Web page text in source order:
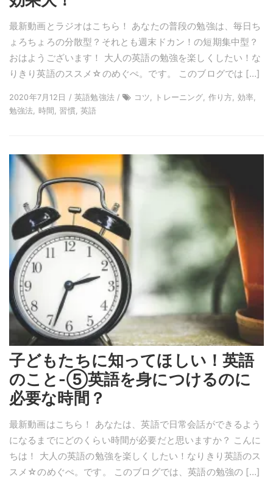
最新動画とラジオはこちら！ あなたの普段の勉強は、毎日ち
ょろちょろの分散型？それとも週末ドカン！の短期集中型？
おはようございます！ 大人の英語の勉強を楽しくしたい！な
りきり英語のススメ☆のめぐぺ。です。 このブログでは […]
2020年7月12日 / 英語勉強法 /
コツ, トレーニング, 作り方, 効率,
勉強法, 時間, 習慣, 英語
子どもたちに知ってほしい！英語
のこと-⑤英語を身につけるのに
必要な時間？
最新動画はこちら！ あなたは、英語で日常会話ができるよう
になるまでにどのくらい時間が必要だと思いますか？ こんに
ちは！ 大人の英語の勉強を楽しくしたい！なりきり英語のス
スメ☆のめぐぺ。です。 このブログでは、英語の勉強の […]